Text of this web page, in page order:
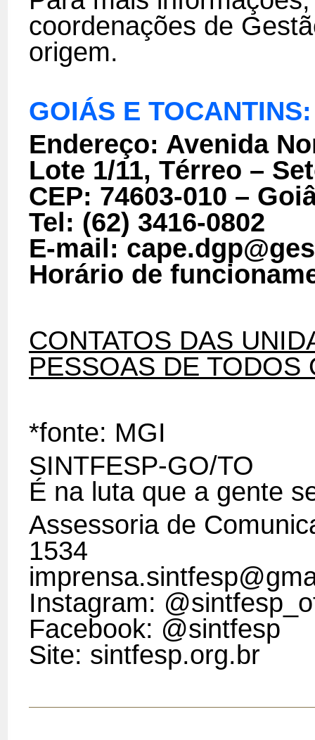
coordenações de
origem.
GOIÁS E TOCANTINS:
Endereço: Avenida
Lote 1/11, Térreo –
CEP: 74603-010 –
Tel: (62) 3416-0802
E-mail:
Horário de
CONTATOS DAS
PESSOAS DE TODOS
*fonte: MGI
SINTFESP-GO/TO
É na luta que a gente
Assessoria de
1534
Instagram:
Facebook: @sintfesp
Site: sintfesp.org.br